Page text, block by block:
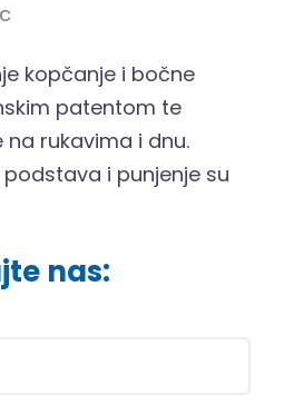
kopčanje i bočne
patentom te
rukavima i dnu.
i punjenje su
nas: